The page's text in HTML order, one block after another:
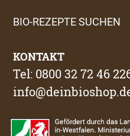
BIO-REZEPTE SUCHEN
KONTAKT
Tel: 0800 32 72 46